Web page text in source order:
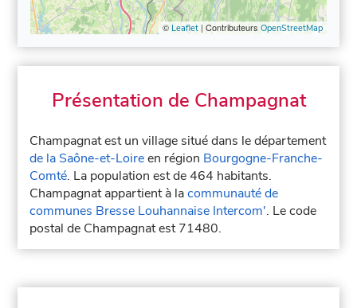
© Leaflet| Contributeurs OpenStreetMap
Présentation de Champagnat
Champagnat est un village situé dans le département
de la Saône-et-Loireen région Bourgogne-Franche-
Comté. La population est de 464 habitants.
Champagnat appartient à lacommunauté de
communes Bresse Louhannaise Intercom'. Le code
postal de Champagnat est 71480.